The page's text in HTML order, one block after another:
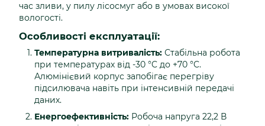
час зливи, у пилу лісосмуг або в умовах високої
вологості.
Особливості експлуатації:
Температурна витривалість: Стабільна робота
при температурах від -30 °C до +70 °C.
Алюмінієвий корпус запобігає перегріву
підсилювача навіть при інтенсивній передачі
даних.
Енергоефективність: Робоча напруга 22,2 В